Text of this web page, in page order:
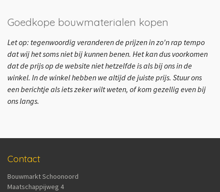
Goedkope bouwmaterialen kopen
Let op: tegenwoordig veranderen de prijzen in zo'n rap tempo
dat wij het soms niet bij kunnen benen. Het kan dus voorkomen
dat de prijs op de website niet hetzelfde is als bij ons in de
winkel. In de winkel hebben we altijd de juiste prijs. Stuur ons
een berichtje als iets zeker wilt weten, of kom gezellig even bij
ons langs.
Contact
Bouwmarkt Schoonoord
Maatschappijweg 4